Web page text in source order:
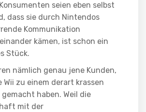
seien eben selbst
dass sie durch Nintendos
Kommunikation
kämen, ist schon ein
Stück.
nämlich genau jene Kunden,
Wii zu einem derart krassen
gemacht haben. Weil die
mit der